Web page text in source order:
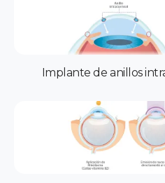
Implante de anillos